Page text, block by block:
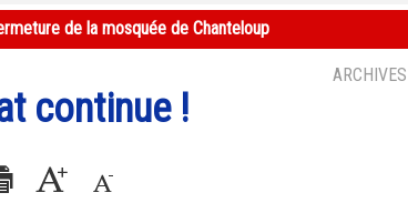
de la mosquée de Chanteloup
ARCHIVES
continue !